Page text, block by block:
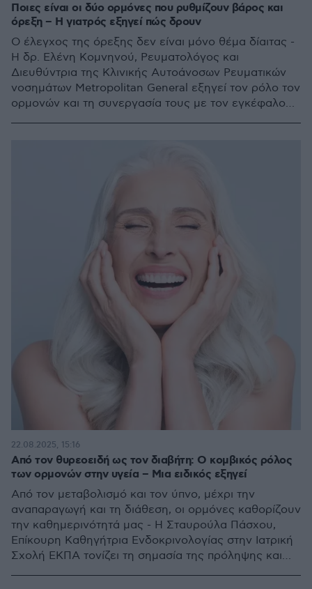
Ποιες είναι οι δύο ορμόνες που ρυθμίζουν βάρος και
όρεξη – Η γιατρός εξηγεί πώς δρουν
Ο έλεγχος της όρεξης δεν είναι μόνο θέμα δίαιτας -
Η δρ. Ελένη Κομνηνού, Ρευματολόγος και
Διευθύντρια της Κλινικής Αυτοάνοσων Ρευματικών
νοσημάτων Μetropolitan General εξηγεί τον ρόλο τον
ορμονών και τη συνεργασία τους με τον εγκέφαλο
Από τον θυρεοειδή ως τον διαβήτη: Ο κομβικός ρόλος
των ορμονών στην υγεία – Μια ειδικός εξηγεί
Από τον μεταβολισμό και τον ύπνο, μέχρι την
αναπαραγωγή και τη διάθεση, οι ορμόνες καθορίζουν
την καθημερινότητά μας - Η Σταυρούλα Πάσχου,
Επίκουρη Καθηγήτρια Ενδοκρινολογίας στην Ιατρική
Σχολή ΕΚΠΑ τονίζει τη σημασία της πρόληψης και
22.08.2025, 15:16